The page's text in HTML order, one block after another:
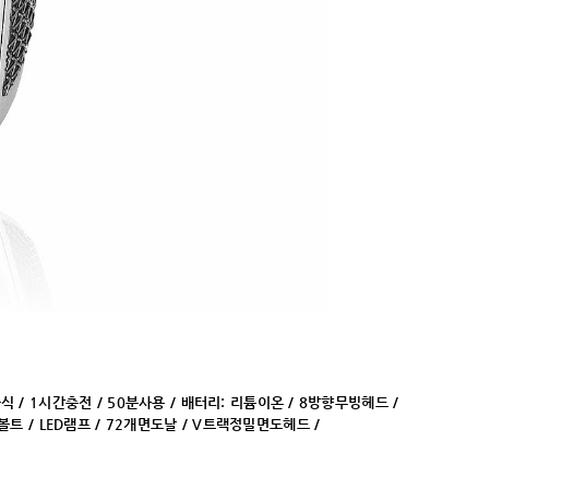
/ 1시간충전 / 50분사용 / 배터리: 리튬이온 / 8방향무빙헤드 /
트 / LED램프 / 72개면도날 / V트랙정밀면도헤드 /